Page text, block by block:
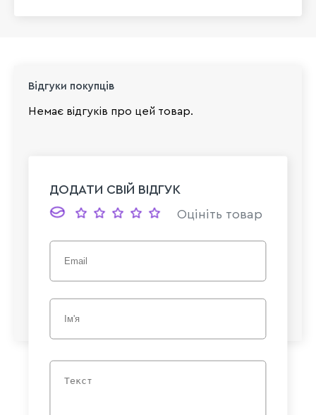
Відгуки покупців
Немає відгуків про цей товар.
ДОДАТИ СВІЙ ВІДГУК
Оцініть товар